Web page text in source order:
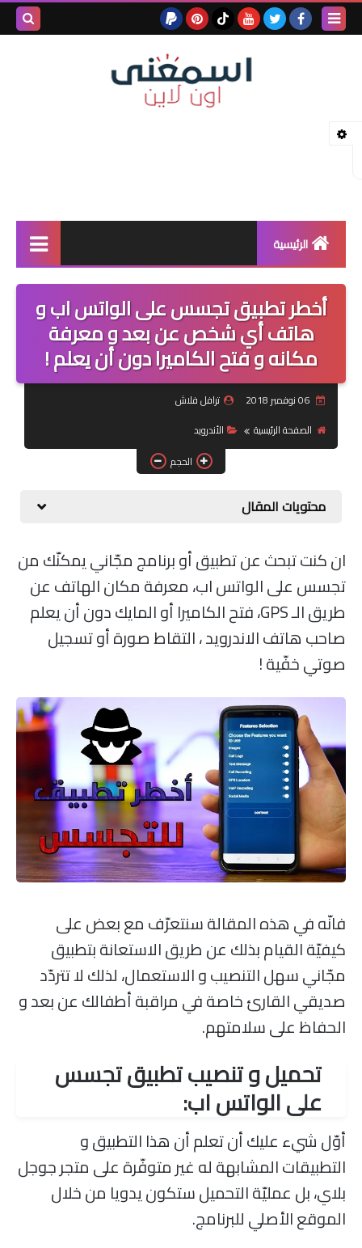
الرئيسية
خدمات بلوجر
بلوجر
كيف تربح
كورسات
القسم الديني
العناية بالصحة
سياحة
رياضة
أخطر تطبيق تجسس على الواتس اب و
هاتف أي شخص عن بعد و معرفة
مكانه و فتح الكاميرا دون أن يعلم !
06 نوفمبر 2018
ترافل فلاش
الصفحة الرئيسية
الأندرويد
الحجم
محتويات المقال
ان كنت تبحث عن تطبيق أو برنامج مجّاني يمكنّك من
تجسس على الواتس اب، معرفة مكان الهاتف عن
طريق الـ GPS، فتح الكاميرا أو المايك دون أن يعلم
صاحب هاتف الاندرويد ، التقاط صورة أو تسجيل
صوتي خفّية !
فانّه في هذه المقالة سنتعرّف مع بعض على
كيفيّة القيام بذلك عن طريق الاستعانة بتطبيق
مجّاني سهل التنصيب و الاستعمال، لذلك لا تتردّد
صديقي القارئ خاصة في مراقبة أطفالك عن بعد و
الحفاظ على سلامتهم.
تحميل و تنصيب تطبيق تجسس
على الواتس اب:
أوّل شيء عليك أن تعلم أن هذا التطبيق و
التطبيقات المشابهة له غير متوفّرة على متجر جوجل
بلاي، بل عمليّة التحميل ستكون يدويا من خلال
الموقع الأصلي للبرنامج.